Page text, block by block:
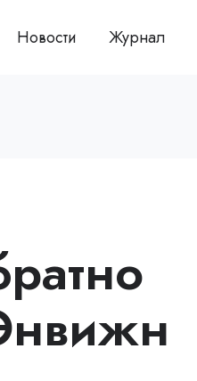
Новости Журнал